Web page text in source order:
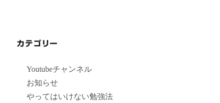
カテゴリー
Youtubeチャンネル
お知らせ
やってはいけない勉強法